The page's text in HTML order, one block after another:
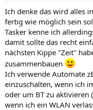
Ich denke das wird alles
fertig wie möglich sein
Tasker kenne ich
damit sollte das recht
nächsten Kippe "Zeit"
zusammenbauen
Ich verwende Automate
einzuschalten, wenn ich
oder um BT zu aktivieren
wenn ich ein WLAN